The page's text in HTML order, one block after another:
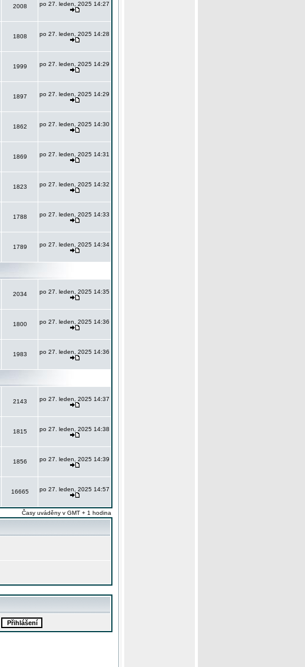
2008 po 27. leden, 2025 14:27
1808 po 27. leden, 2025 14:28
1999 po 27. leden, 2025 14:29
1897 po 27. leden, 2025 14:29
1862 po 27. leden, 2025 14:30
1869 po 27. leden, 2025 14:31
1823 po 27. leden, 2025 14:32
1788 po 27. leden, 2025 14:33
1789 po 27. leden, 2025 14:34
2034 po 27. leden, 2025 14:35
1800 po 27. leden, 2025 14:36
1983 po 27. leden, 2025 14:36
2143 po 27. leden, 2025 14:37
1815 po 27. leden, 2025 14:38
1856 po 27. leden, 2025 14:39
16665 po 27. leden, 2025 14:57
Časy uváděny v GMT + 1 hodina